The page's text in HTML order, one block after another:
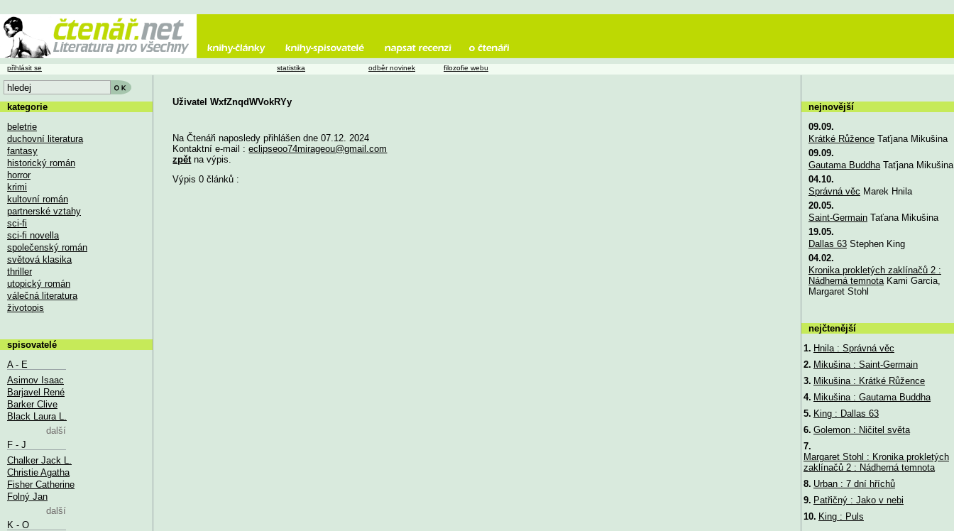
Uživatel WxfZnqdWVokRYy
Na Čtenáři naposledy přihlášen dne 07.12. 2024
Kontaktní e-mail :eclipseoo74mirageou@gmail.com
zpět na výpis.
Výpis 0 článků :
přihlásit se statistika odběr novinek filozofie webu
kategorie
beletrie
duchovní literatura
fantasy
historický román
horror
krimi
kultovní román
partnerské vztahy
sci-fi
sci-fi novella
společenský román
světová klasika
thriller
utopický román
válečná literatura
životopis
spisovatelé
A - E
Asimov Isaac
Barjavel René
Barker Clive
Black Laura L.
další
F - J
Chalker Jack L.
Christie Agatha
Fisher Catherine
Folný Jan
další
K - O
nejnovější
09.09.
Krátké RůženceTaťjana Mikušina
09.09.
Gautama BuddhaTaťjana Mikušina
04.10.
Správná věc Marek Hnila
20.05.
Saint-GermainTaťana Mikušina
19.05.
Dallas 63Stephen King
04.02.
Kronika prokletých zaklínačů 2 :
Nádherná temnotaKami Garcia,
Margaret Stohl
nejčtenější
1. Hnila : Správná věc
2. Mikušina : Saint-Germain
3. Mikušina : Krátké Růžence
4. Mikušina : Gautama Buddha
5. King : Dallas 63
6. Golemon : Ničitel světa
7.
Margaret Stohl : Kronika prokletých
zaklínačů 2 : Nádherná temnota
8. Urban : 7 dní hříchů
9. Patřičný : Jako v nebi
10. King : Puls